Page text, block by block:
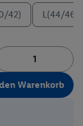
42) L(44/46)
Warenkorb